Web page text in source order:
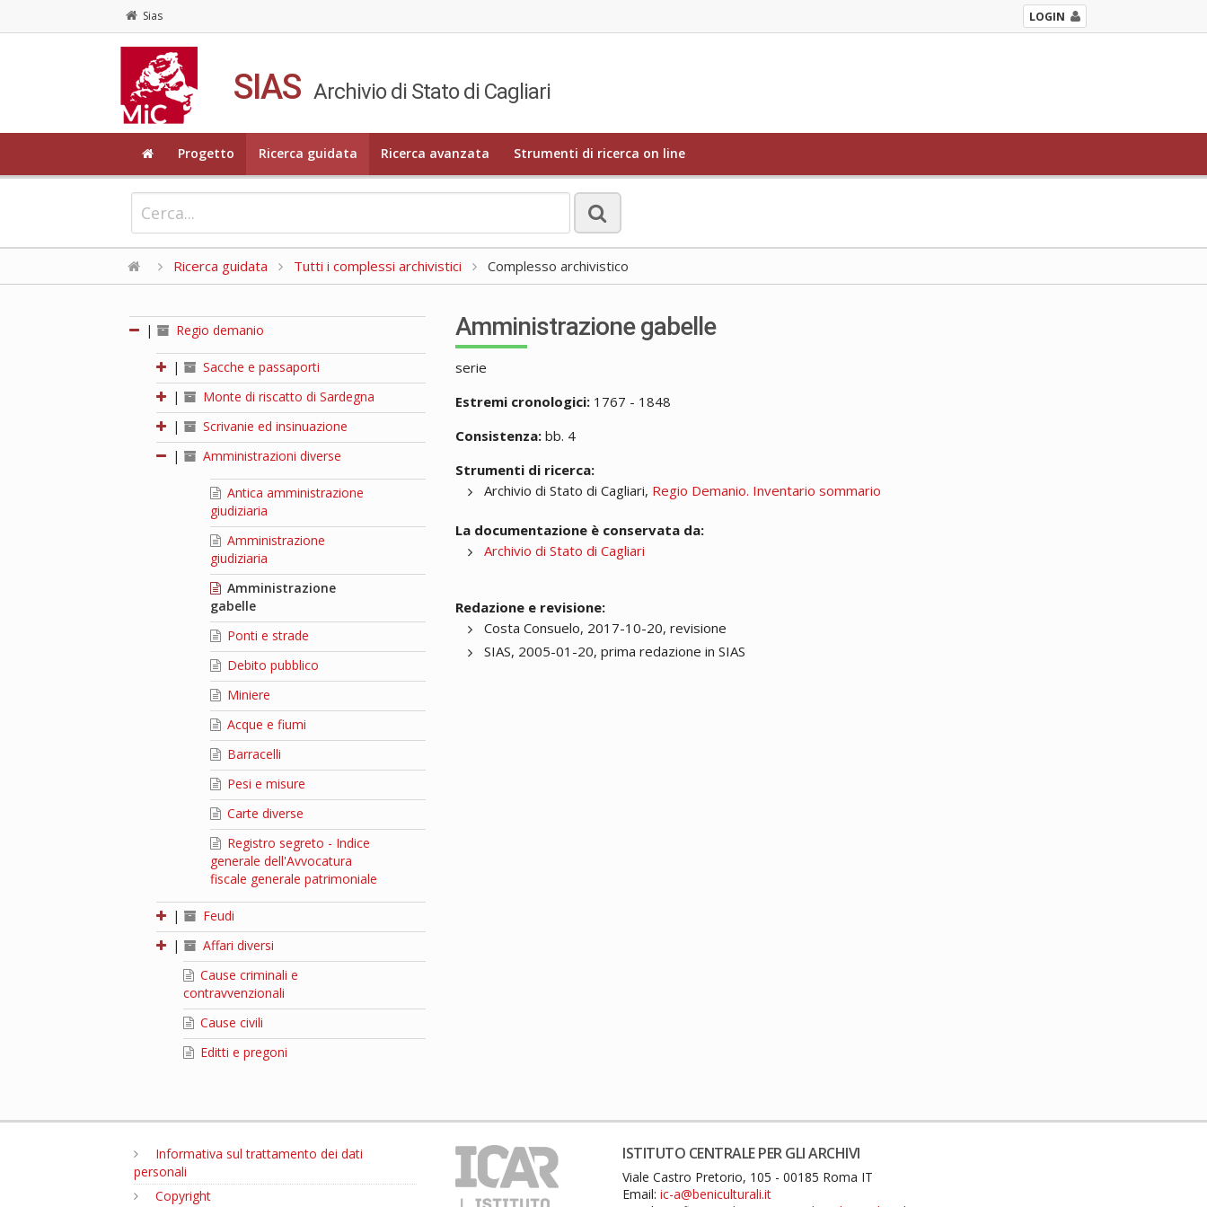
Sias LOGIN
SIAS Archivio di Stato di Cagliari
Progetto Ricerca guidata Ricerca avanzata Strumenti di ricerca on line
Ricerca guidata Tutti i complessi archivistici Complesso archivistico
| Regio demanio
|
Sacche e passaporti
|
Monte di riscatto di Sardegna
|
Scrivanie ed insinuazione
|
Amministrazioni diverse
Antica amministrazione
giudiziaria
Amministrazione
giudiziaria
Amministrazione
gabelle
Ponti e strade
Debito pubblico
Miniere
Acque e fiumi
Barracelli
Pesi e misure
Carte diverse
Registro segreto - Indice
generale dell'Avvocatura
fiscale generale patrimoniale
|
Feudi
|
Affari diversi
Cause criminali e
contravvenzionali
Cause civili
Editti e pregoni
Amministrazione gabelle
serie
Estremi cronologici: 1767 - 1848
Consistenza: bb. 4
Strumenti di ricerca:
Archivio di Stato di Cagliari, Regio Demanio. Inventario sommario
La documentazione è conservata da:
Archivio di Stato di Cagliari
Redazione e revisione:
Costa Consuelo, 2017-10-20, revisione
SIAS, 2005-01-20, prima redazione in SIAS
Informativa sul trattamento dei dati
personali
Copyright
ISTITUTO CENTRALE PER GLI ARCHIVI
Viale Castro Pretorio, 105 - 00185 Roma IT
Email:ic-a@beniculturali.it